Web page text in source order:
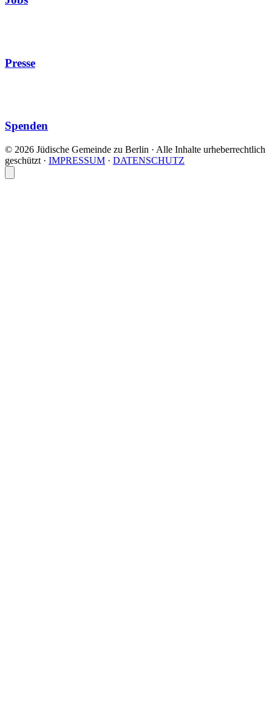
Presse
Spenden
© 2026 Jüdische Gemeinde zu Berlin · Alle Inhalte urheberrechtlich
geschützt · IMPRESSUM · DATENSCHUTZ